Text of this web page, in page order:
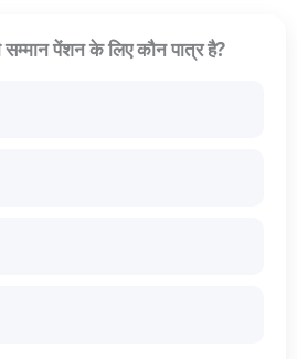
पेंशन के लिए कौन पात्र है?